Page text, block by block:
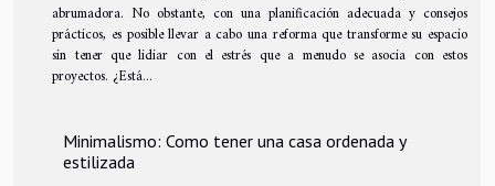
abrumadora. No obstante, con una planificación adecuada y consejos
prácticos, es posible llevar a cabo una reforma que transforme su espacio
sin tener que lidiar con el estrés que a menudo se asocia con estos
proyectos. ¿Está...
Minimalismo: Como tener una casa ordenada y
estilizada